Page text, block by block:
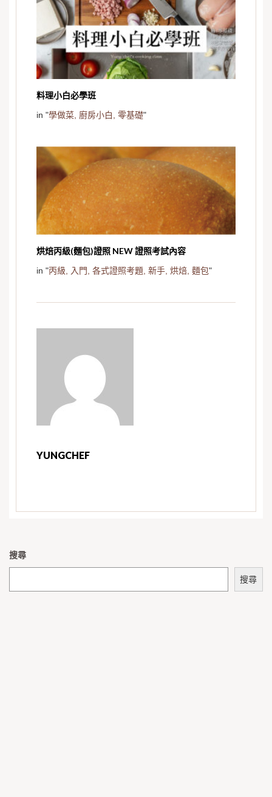
料理小白必學班
in "學做菜, 廚房小白, 零基礎"
烘焙丙級(麵包)證照 NEW 證照考試內容
in "丙級, 入門, 各式證照考題, 新手, 烘焙, 麵包"
YUNGCHEF
搜尋
搜尋